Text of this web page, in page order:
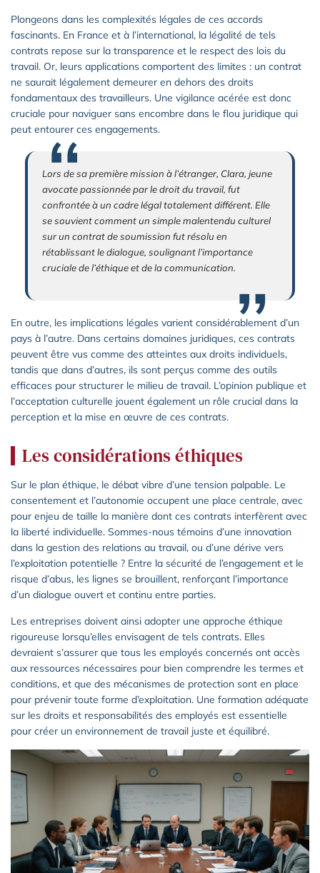
Plongeons dans les complexités légales de ces accords
fascinants. En France et à l’international, la légalité de tels
contrats repose sur la transparence et le respect des lois du
travail. Or, leurs applications comportent des limites : un contrat
ne saurait légalement demeurer en dehors des droits
fondamentaux des travailleurs. Une vigilance acérée est donc
cruciale pour naviguer sans encombre dans le flou juridique qui
peut entourer ces engagements.
Lors de sa première mission à l’étranger, Clara, jeune
avocate passionnée par le droit du travail, fut
confrontée à un cadre légal totalement différent. Elle
se souvient comment un simple malentendu culturel
sur un contrat de soumission fut résolu en
rétablissant le dialogue, soulignant l’importance
cruciale de l’éthique et de la communication.
En outre, les implications légales varient considérablement d’un
pays à l’autre. Dans certains domaines juridiques, ces contrats
peuvent être vus comme des atteintes aux droits individuels,
tandis que dans d’autres, ils sont perçus comme des outils
efficaces pour structurer le milieu de travail. L’opinion publique et
l’acceptation culturelle jouent également un rôle crucial dans la
perception et la mise en œuvre de ces contrats.
Les considérations éthiques
Sur le plan éthique, le débat vibre d’une tension palpable. Le
consentement et l’autonomie occupent une place centrale, avec
pour enjeu de taille la manière dont ces contrats interfèrent avec
la liberté individuelle. Sommes-nous témoins d’une innovation
dans la gestion des relations au travail, ou d’une dérive vers
l’exploitation potentielle ? Entre la sécurité de l’engagement et le
risque d’abus, les lignes se brouillent, renforçant l’importance
d’un dialogue ouvert et continu entre parties.
Les entreprises doivent ainsi adopter une approche éthique
rigoureuse lorsqu’elles envisagent de tels contrats. Elles
devraient s’assurer que tous les employés concernés ont accès
aux ressources nécessaires pour bien comprendre les termes et
conditions, et que des mécanismes de protection sont en place
pour prévenir toute forme d’exploitation. Une formation adéquate
sur les droits et responsabilités des employés est essentielle
pour créer un environnement de travail juste et équilibré.